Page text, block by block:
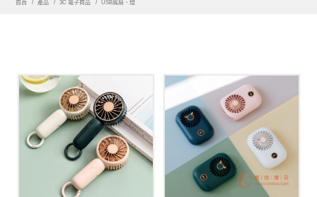
首頁 產品 3C 電子商品 USB風扇、燈